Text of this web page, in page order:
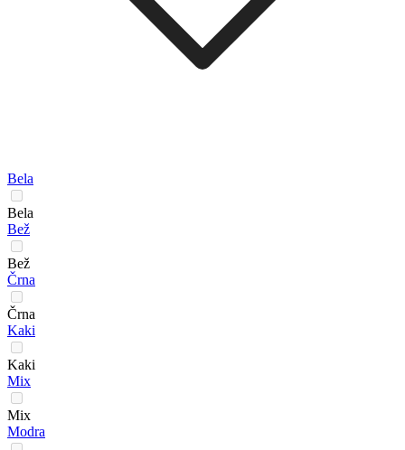
Bela
Bela
Bež
Bež
Črna
Črna
Kaki
Kaki
Mix
Mix
Modra